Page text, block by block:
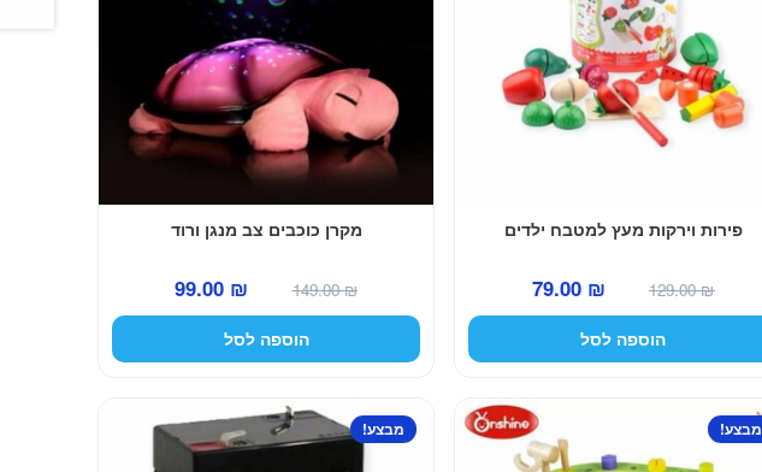
פירות וירקות מעץ למטבח ילדים
129.00₪
המחיר
המקורי
היה:
79.00 ₪
המחיר
הנוכחי
הוספה לסל
מקרן כוכבים צב מנגן ורוד
149.00₪
המחיר
המקורי
היה:
99.00 ₪
המחיר
הנוכחי
הוספה לסל
מבצע! מבצע!
למוצר